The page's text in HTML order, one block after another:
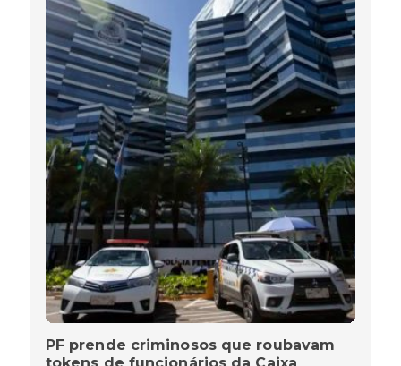
PF prende criminosos que roubavam